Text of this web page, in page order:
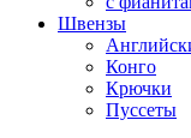
Швензы
Конго
Крючки
Пуссеты